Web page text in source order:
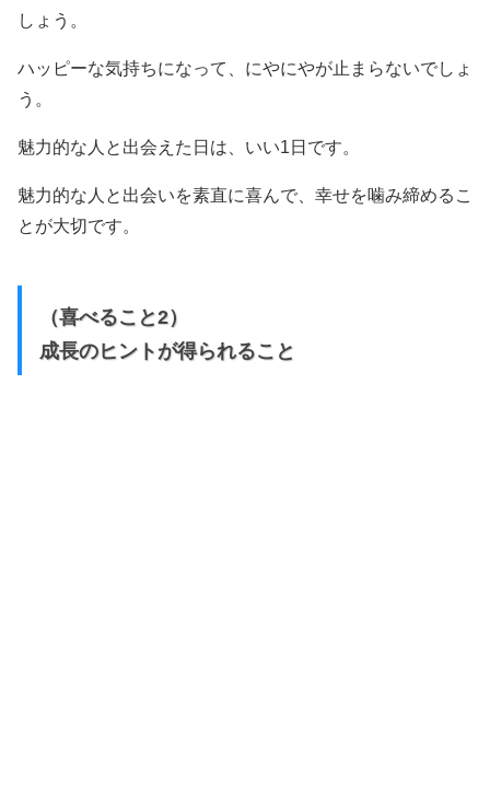
しょう。
ハッピーな気持ちになって、にやにやが止まらないでしょ
う。
魅力的な人と出会えた日は、いい1日です。
魅力的な人と出会いを素直に喜んで、幸せを噛み締めるこ
とが大切です。
（喜べること2）
成長のヒントが得られること